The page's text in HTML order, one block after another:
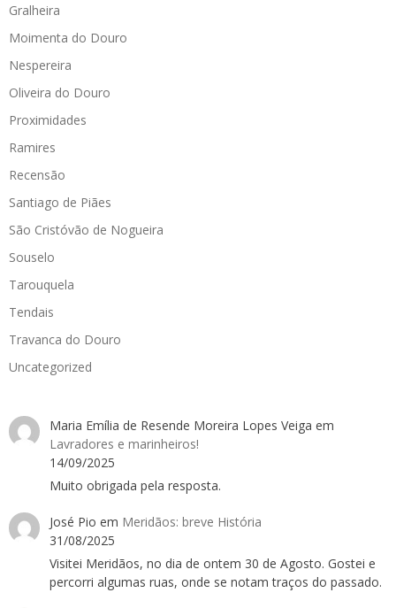
Gralheira
Moimenta do Douro
Nespereira
Oliveira do Douro
Proximidades
Ramires
Recensão
Santiago de Piães
São Cristóvão de Nogueira
Souselo
Tarouquela
Tendais
Travanca do Douro
Uncategorized
Maria Emília de Resende Moreira Lopes Veiga em
Lavradores e marinheiros!
14/09/2025
Muito obrigada pela resposta.
José Pio em Meridãos: breve História
31/08/2025
Visitei Meridãos, no dia de ontem 30 de Agosto. Gostei e
percorri algumas ruas, onde se notam traços do passado.